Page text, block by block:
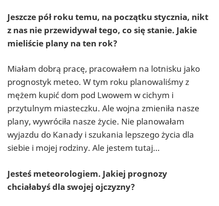
Jeszcze pół roku temu, na początku stycznia, nikt
z nas nie przewidywał tego, co się stanie. Jakie
mieliście plany na ten rok?
Miałam dobrą pracę, pracowałem na lotnisku jako
prognostyk meteo. W tym roku planowaliśmy z
mężem kupić dom pod Lwowem w cichym i
przytulnym miasteczku. Ale wojna zmieniła nasze
plany, wywróciła nasze życie. Nie planowałam
wyjazdu do Kanady i szukania lepszego życia dla
siebie i mojej rodziny. Ale jestem tutaj…
Jesteś meteorologiem. Jakiej prognozy
chciałabyś dla swojej ojczyzny?